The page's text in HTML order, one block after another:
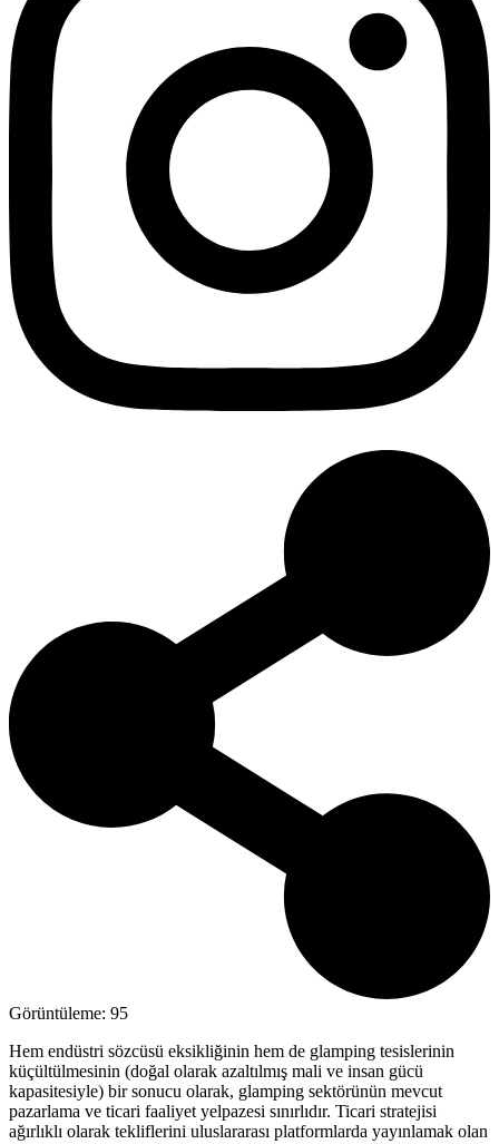
Görüntüleme: 95
Hem endüstri sözcüsü eksikliğinin hem de glamping tesislerinin
küçültülmesinin (doğal olarak azaltılmış mali ve insan gücü
kapasitesiyle) bir sonucu olarak, glamping sektörünün mevcut
pazarlama ve ticari faaliyet yelpazesi sınırlıdır. Ticari stratejisi
ağırlıklı olarak tekliflerini uluslararası platformlarda yayınlamak olan